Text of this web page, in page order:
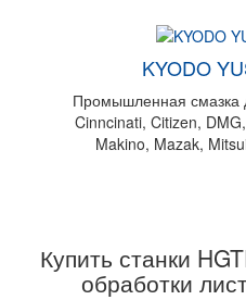
KYODO
Промышленная смазка
Cinncinati, Citizen,
Makino, Mazak,
Купить станки
обработки